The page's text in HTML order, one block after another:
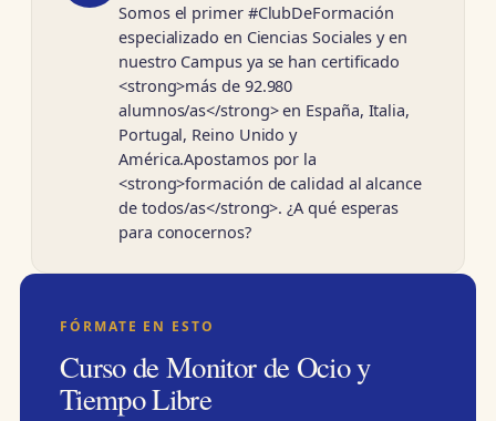
Somos el primer #ClubDeFormación
especializado en Ciencias Sociales y en
nuestro Campus ya se han certificado
<strong>más de 92.980
alumnos/as</strong> en España, Italia,
Portugal, Reino Unido y
América.Apostamos por la
<strong>formación de calidad al alcance
de todos/as</strong>. ¿A qué esperas
para conocernos?
FÓRMATE EN ESTO
Curso de Monitor de Ocio y
Tiempo Libre